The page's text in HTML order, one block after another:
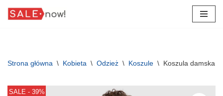
Strona główna \ Kobieta \ Odzież \ Koszule \ Koszula damska
SALE - 39%